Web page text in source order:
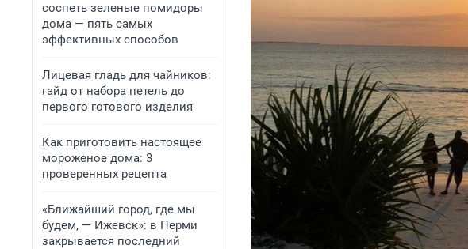
соспеть зеленые помидоры
дома — пять самых
эффективных способов
Лицевая гладь для чайников:
гайд от набора петель до
первого готового изделия
Как приготовить настоящее
мороженое дома: 3
проверенных рецепта
«Ближайший город, где мы
будем, — Ижевск»: в Перми
закрывается последний